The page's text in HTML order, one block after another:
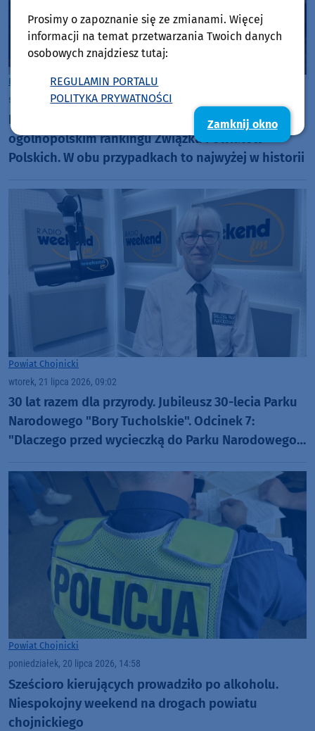
Powiat SępoleńskiPowiat Chojnicki
środa, 22 lipca 2026, 08:20
Powiat chojnicki piąty, a sępoleński szósty w
ogólnopolskim rankingu Związku Powiatów
Polskich. W obu przypadkach to najwyżej w historii
Powiat Chojnicki
wtorek, 21 lipca 2026, 09:02
30 lat razem dla przyrody. Jubileusz 30-lecia Parku
Narodowego "Bory Tucholskie". Odcinek 7:
"Dlaczego przed wycieczką do Parku Narodowego
Powiat Chojnicki
poniedziałek, 20 lipca 2026, 14:58
Sześcioro kierujących prowadziło po alkoholu.
Niespokojny weekend na drogach powiatu
chojnickiego
Prosimy o zapoznanie się ze zmianami. Więcej
informacji na temat przetwarzania Twoich danych
osobowych znajdziesz tutaj:
REGULAMIN PORTALU
POLITYKA PRYWATNOŚCI
Zamknij okno